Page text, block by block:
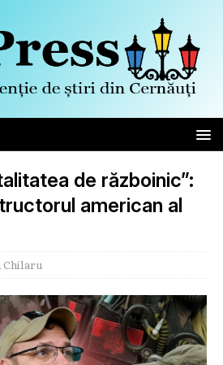
de războinic”:
american al